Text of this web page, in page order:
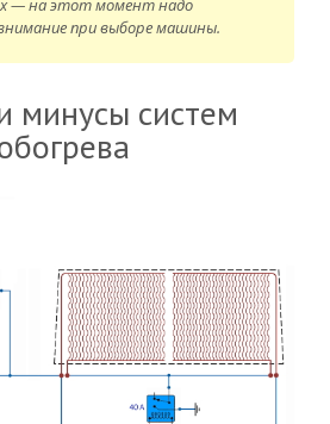
— на этот момент надо
при выборе машины.
минусы систем